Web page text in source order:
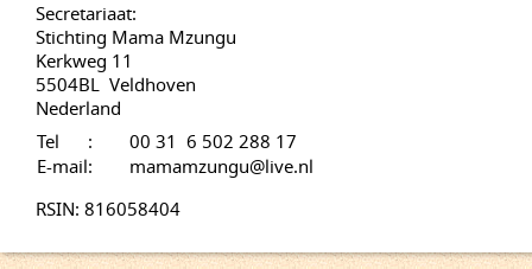
Secretariaat:
Stichting Mama Mzungu
Kerkweg 11
5504BL Veldhoven
Nederland
Tel :
00 31 6 502 288 17
E-mail:
mamamzungu@live.nl
RSIN: 816058404